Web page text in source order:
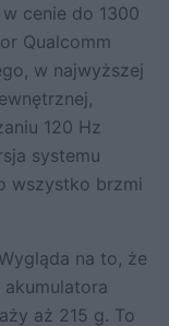
cenie do 1300
Qualcomm
w najwyższej
120 Hz
systemu
wszystko brzmi
na to, że
aż 215 g. To